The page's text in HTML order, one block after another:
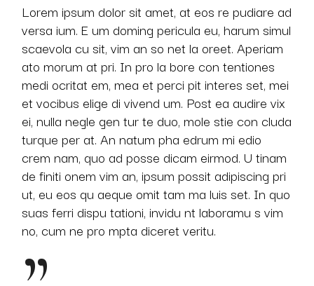
Lorem ipsum dolor sit amet, at eos re pudiare ad
versa ium. E um doming pericula eu, harum simul
scaevola cu sit, vim an so net la oreet. Aperiam
ato morum at pri. In pro la bore con tentiones
medi ocritat em, mea et perci pit interes set, mei
et vocibus elige di vivend um. Post ea audire vix
ei, nulla negle gen tur te duo, mole stie con cluda
turque per at. An natum pha edrum mi edio
crem nam, quo ad posse dicam eirmod. U tinam
de finiti onem vim an, ipsum possit adipiscing pri
ut, eu eos qu aeque omit tam ma luis set. In quo
suas ferri dispu tationi, invidu nt laboramu s vim
no, cum ne pro mpta diceret veritu.